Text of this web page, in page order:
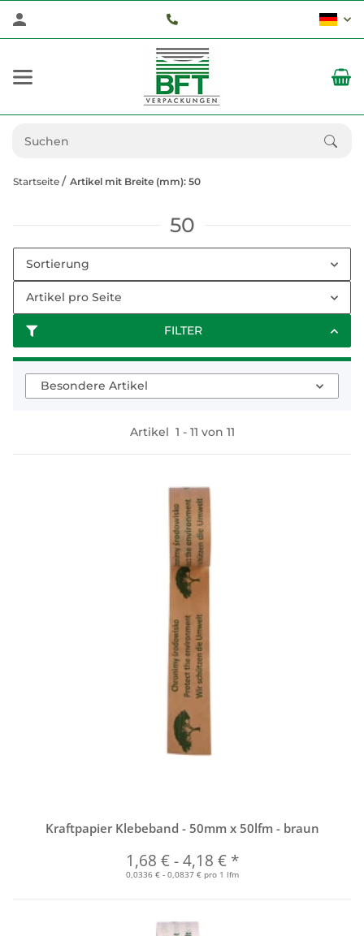
Startseite Artikel mit Breite (mm): 50
50
FILTER
Sortierung
Artikel pro Seite
Besondere Artikel
Artikel 1 - 11 von 11
Kraftpapier Klebeband - 50mm x 50lfm - braun
1,68 €-4,18 € *
0,0336 € - 0,0837 € pro 1 lfm